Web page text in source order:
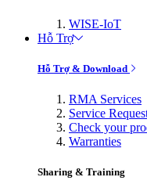
WISE-IoT
Hỗ Trợ
Hỗ Trợ & Download
RMA Services
Service
Check your
Warranties
Sharing & Training